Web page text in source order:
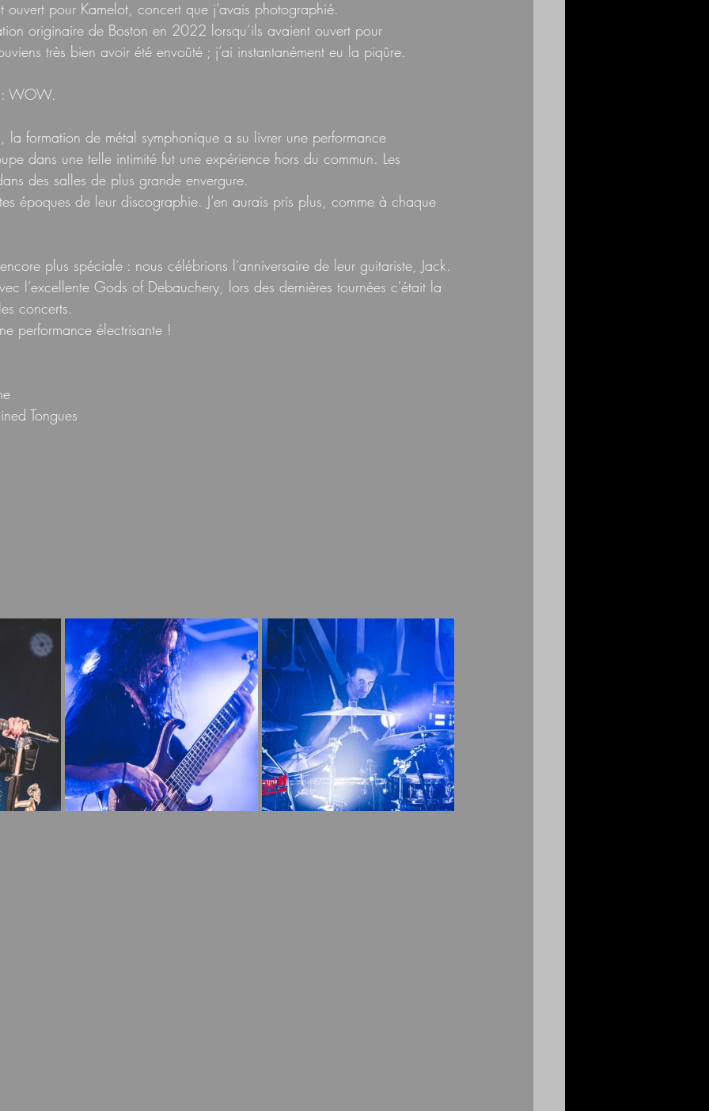
ouvert pour Kamelot, concert que j’avais photographié.
originaire de Boston en 2022 lorsqu’ils avaient ouvert pour
très bien avoir été envoûté ; j’ai instantanément eu la piqûre.
: WOW.
la formation de métal symphonique a su livrer une performance
dans une telle intimité fut une expérience hors du commun. Les
des salles de plus grande envergure.
époques de leur discographie. J’en aurais pris plus, comme à chaque
plus spéciale : nous célébrions l’anniversaire de leur guitariste, Jack.
l’excellente Gods of Debauchery, lors des dernières tournées c'était la
concerts.
performance électrisante !
Tongues